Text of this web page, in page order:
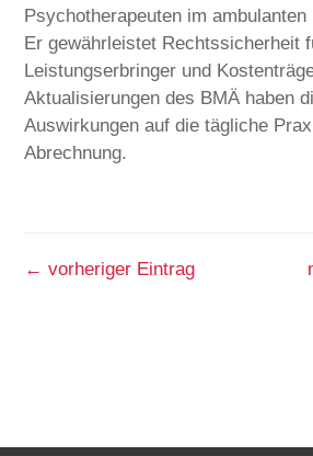
Psychotherapeuten im
Er gewährleistet Rechtssicherheit
Leistungserbringer und
Aktualisierungen des BMÄ haben
Auswirkungen auf die tägliche
Abrechnung.
←vorheriger Eintrag